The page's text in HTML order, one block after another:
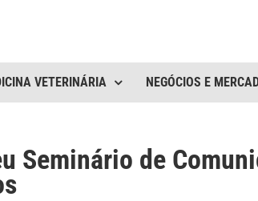
VETERINÁRIA NEGÓCIOS E
Seminário de